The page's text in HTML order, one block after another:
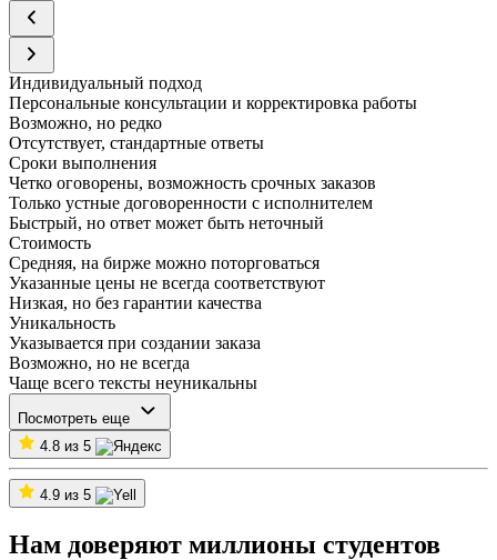
Индивидуальный подход
Персональные консультации и корректировка работы
Возможно, но редко
Отсутствует, стандартные ответы
Сроки выполнения
Четко оговорены, возможность срочных заказов
Только устные договоренности с исполнителем
Быстрый, но ответ может быть неточный
Стоимость
Средняя, на бирже можно поторговаться
Указанные цены не всегда соответствуют
Низкая, но без гарантии качества
Уникальность
Указывается при создании заказа
Возможно, но не всегда
Чаще всего тексты неуникальны
Посмотреть еще
4.8 из 5
4.9 из 5
Нам доверяют миллионы студентов